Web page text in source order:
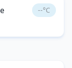
--°C